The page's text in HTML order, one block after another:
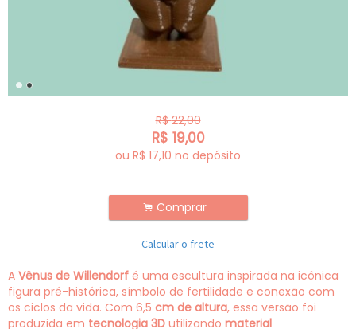
R$22,00
R$ 19,00
ou R$ 17,10 no depósito
. Comprar
Calcular o frete
A Vênus de Willendorf é uma escultura inspirada na icônica
figura pré-histórica, símbolo de fertilidade e conexão com
os ciclos da vida. Com 6,5 cm de altura, essa versão foi
produzida em tecnologia 3D utilizando material